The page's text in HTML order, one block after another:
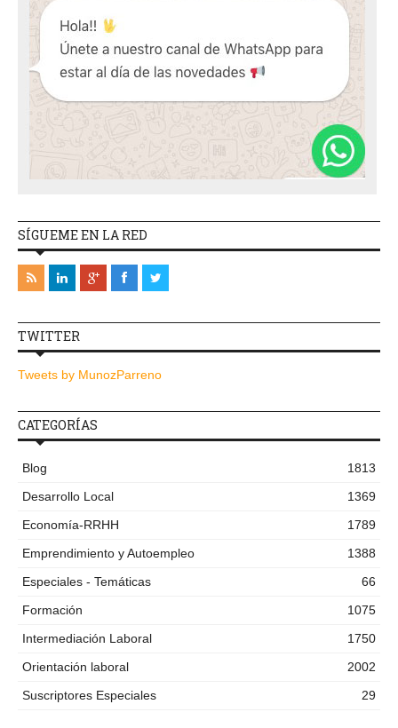
SÍGUEME EN LA RED
TWITTER
Tweets by MunozParreno
CATEGORÍAS
Blog
1813
Desarrollo Local
1369
Economía-RRHH
1789
Emprendimiento y Autoempleo
1388
Especiales - Temáticas
66
Formación
1075
Intermediación Laboral
1750
Orientación laboral
2002
Suscriptores Especiales
29